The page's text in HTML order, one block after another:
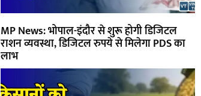
MP News: भोपाल-इंदौर से शुरू होगी डिजिटल
राशन व्यवस्था, डिजिटल रुपये से मिलेगा PDS का
लाभ